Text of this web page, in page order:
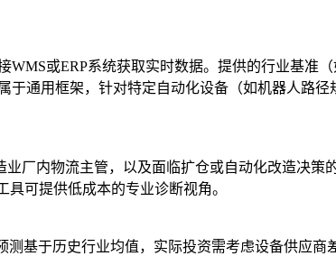
或ERP系统获取实时数据。提供的行业基准
通用框架，针对特定自动化设备（如机器人路
厂内物流主管，以及面临扩仓或自动化改造决策
可提供低成本的专业诊断视角。
基于历史行业均值，实际投资需考虑设备供应